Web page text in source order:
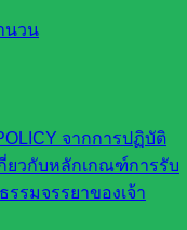
นวน
จากการปฏิบัติ
ยวกับหลักเกณฑ์การรับ
รมจรรยาของเจ้า